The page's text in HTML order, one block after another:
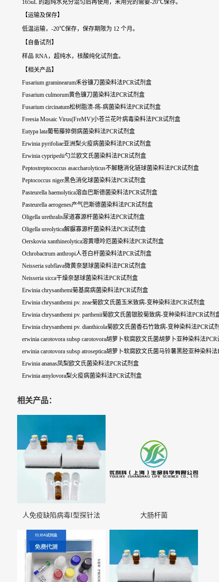
165uL 的超纯水充分混匀后再使用，未用完的需要-20℃保存。
【运输及保存】
低温运输，-20℃保存，保存期限为 12 个月。
【自备试剂】
样品 RNA，超纯水，核酸纯化试剂盒。
【相关产品】
Fusarium graminearum禾谷镰刀菌染料法PCR试剂盒
Fusarium culmorum黄色镰刀菌染料法PCR试剂盒
Fusarium circinatum松树脂溃-疡-病菌染料法PCR试剂盒
Freesia Mosaic Virus(FreMV)小苍兰花叶病毒染料法PCR试剂盒
Eutypa lata葡萄藤猝倒病菌染料法PCR试剂盒
Erwinia pyrifoliae亚洲梨火疫病菌染料法PCR试剂盒
Erwinia cypripedii勺兰欧文氏菌染料法PCR试剂盒
Peptostreptococcus asaccharolyticus不解糖消化链球菌染料法PCR试剂盒
Peptococcus niger黑色消化球菌染料法PCR试剂盒
Pasteurella haemolytica溶血巴斯德菌染料法PCR试剂盒
Pasteurella aerogenes产气巴斯德菌染料法PCR试剂盒
Oligella urethralis尿道寡源杆菌染料法PCR试剂盒
Oligella ureolytica解脲寡源杆菌染料法PCR试剂盒
Oerskovia xanthineolytica溶黄嘌呤厄菌染料法PCR试剂盒
Ochrobactrum anthropi人苍白杆菌染料法PCR试剂盒
Neisseria subflava微黄奈瑟球菌染料法PCR试剂盒
Neisseria sicca干燥奈瑟球菌染料法PCR试剂盒
Erwinia chrysanthemi菊基腐病菌染料法PCR试剂盒
Erwinia chrysanthemi pv. zeae菊欧文氏菌玉米致病-变种染料法PCR试剂盒
Erwinia chrysanthemi pv. parthenii菊欧文氏菌银胶菊致病-变种染料法PCR试剂
Erwinia chrysanthemi pv. dianthicola菊欧文氏菌香石竹致病-变种染料法PCR试
erwinia carotovora subsp carotovora胡萝卜软腐欧文氏菌胡萝卜亚种染料法
erwinia carotovora subsp atroseptica胡萝卜软腐欧文氏菌马铃薯黑胫亚种染料
Erwinia ananas凤梨欧文氏菌染料法PCR试剂盒
Erwinia amylovora梨火疫病菌染料法PCR试剂盒
相关产品：
人免疫缺陷病毒I型探针法
大肠杆菌